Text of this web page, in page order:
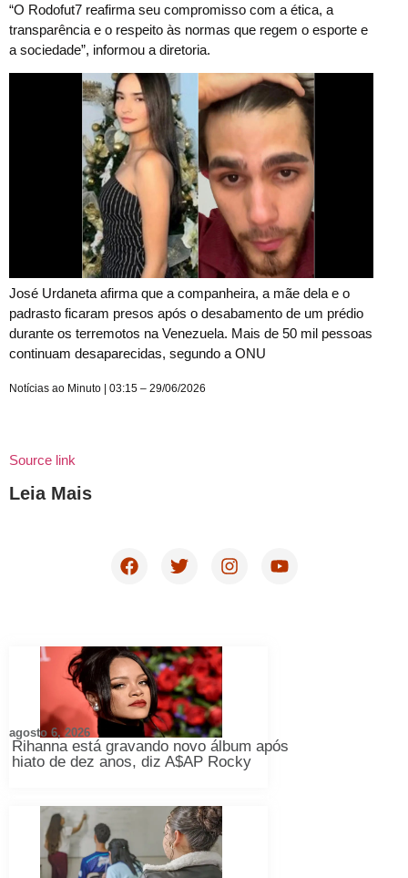
“O Rodofut7 reafirma seu compromisso com a ética, a
transparência e o respeito às normas que regem o esporte e
a sociedade”, informou a diretoria.
José Urdaneta afirma que a companheira, a mãe dela e o
padrasto ficaram presos após o desabamento de um prédio
durante os terremotos na Venezuela. Mais de 50 mil pessoas
continuam desaparecidas, segundo a ONU
Notícias ao Minuto | 03:15 – 29/06/2026
Source link
Leia Mais
Rihanna está gravando novo álbum após
hiato de dez anos, diz A$AP Rocky
agosto 6, 2026